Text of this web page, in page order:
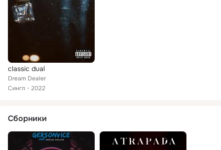
classic dual
Dream Dealer
Сингл
2022
Сборники